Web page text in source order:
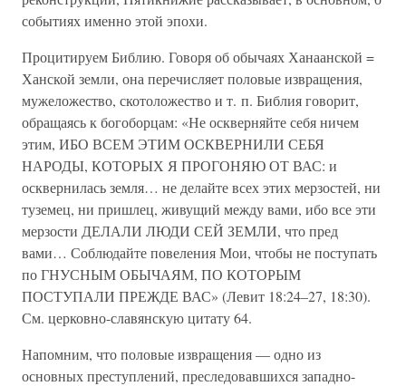
событиях именно этой эпохи.
Процитируем Библию. Говоря об обычаях Ханаанской =
Ханской земли, она перечисляет половые извращения,
мужеложество, скотоложество и т. п. Библия говорит,
обращаясь к богоборцам: «Не оскверняйте себя ничем
этим, ИБО ВСЕМ ЭТИМ ОСКВЕРНИЛИ СЕБЯ
НАРОДЫ, КОТОРЫХ Я ПРОГОНЯЮ ОТ ВАС: и
осквернилась земля… не делайте всех этих мерзостей, ни
туземец, ни пришлец, живущий между вами, ибо все эти
мерзости ДЕЛАЛИ ЛЮДИ СЕЙ ЗЕМЛИ, что пред
вами… Соблюдайте повеления Мои, чтобы не поступать
по ГНУСНЫМ ОБЫЧАЯМ, ПО КОТОРЫМ
ПОСТУПАЛИ ПРЕЖДЕ ВАС» (Левит 18:24–27, 18:30).
См. церковно-славянскую цитату 64.
Напомним, что половые извращения — одно из
основных преступлений, преследовавшихся западно-